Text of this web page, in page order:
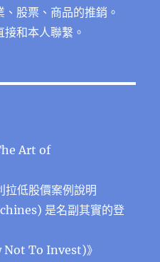
股票、商品的推銷。
接和本人聯繫。
Art of
拉低股價案例說明
是名副其實的登
Not To Invest)》